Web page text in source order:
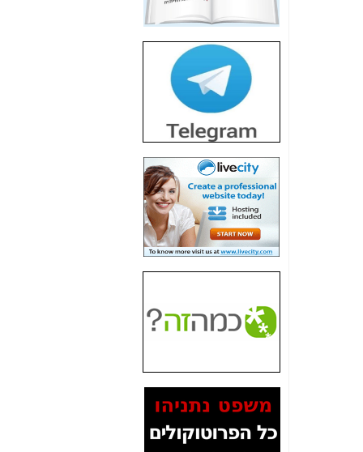
חשיפת חשד לשחיתות
הדומה לזו של "תיק
הסלולר -
חשיפת מה שלא
רוצים שתדעו בעניין
פריסת אנלימיטד
(בניחוח בלתי נסבל) -
כאן
חשיפה: איוב קרא
אישר לקבוצת סלקום
בדיוק מה שביבי אישר
כאן
האם השר איוב קרא
היה צריך בכלל לחתום
על האישור, שנתן
האם ביבי וקרא קבלו
בכלל תמורה עבור
המסמכים בנושא בזק-
Yes (תיק 4000)
מוכיחים "תפירת תיק"
לאיש הלא נכון! -כאן